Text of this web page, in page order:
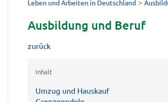
Leben und Arbeiten in Deutschland >
Ausbildung und Beruf
zurück
Inhalt
Umzug und Hauskauf